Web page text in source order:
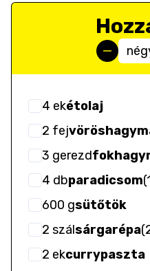
4 ekétolaj
2 fej
3 gerezd
4 dbparadicsom(
600 gsütőtök
2 szálsárgarépa(
2 ekcurrypaszta